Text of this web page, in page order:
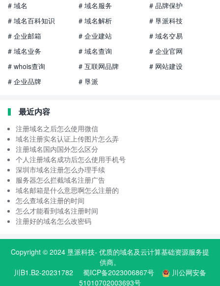
# 域名
# 域名服务
# 品牌保护
# 域名百科知识
# 域名解析
# 垦派科技
# 企业邮箱
# 企业建站
# 域名交易
# 域名业务
# 域名查询
# 企业官网
# whois查询
# 互联网品牌
# 网站建设
# 企业品牌
# 垦派
最近内容
注册域名之后怎么使用微信
域名注册实名认证上传图片怎么弄
注册域名国内国外怎么区分
个人注册域名成功后怎么使用手机号
深圳市域名注册怎么办理手续
服务器怎么拦截域名注册广告
域名邮箱是什么意思啊怎么注册的
怎么查域名注册的时间
怎么才能看到域名注册时间
注册好的域名怎么改密码
Copyright © 2024 垦派科技- 优质的域名及云计算基础资源服务提
供商。
川B1.B2-20231782
蜀ICP备2023006867号
川公网安备
51010702003693号